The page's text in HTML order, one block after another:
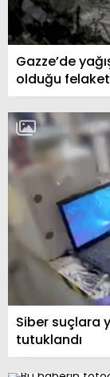
Gazze’de
olduğu
Siber suçlara
tutuklandı